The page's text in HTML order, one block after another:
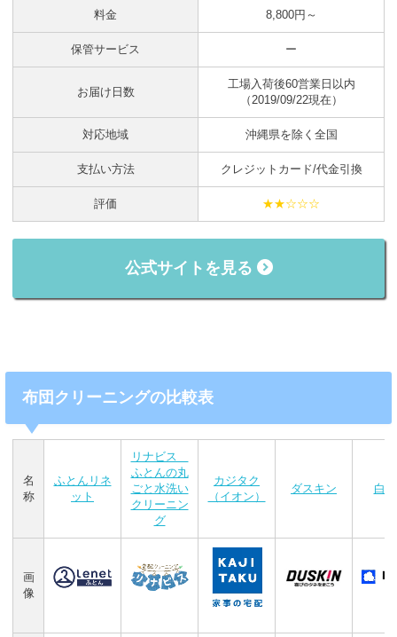
料金 8,800円～
保管サービス ー
お届け日数
工場入荷後60営業日以内
（2019/09/22現在）
対応地域 沖縄県を除く全国
支払い方法 クレジットカード/代金引換
評価 ★★☆☆☆
公式サイトを見る
布団クリーニングの比較表
名
称
ふとんリネ
ット
リナビス
ふとんの丸
ごと水洗い
クリーニン
グ
カジタク
（イオン）
ダスキン 白
画
像